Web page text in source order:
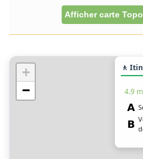
Afficher carte
+
−
🚶
4.9